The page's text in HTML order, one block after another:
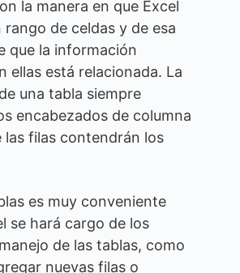
la manera en que Excel
de celdas y de esa
que la información
ellas está relacionada. La
una tabla siempre
encabezados de columna
las filas contendrán los
es muy conveniente
se hará cargo de los
de las tablas, como
nuevas filas o